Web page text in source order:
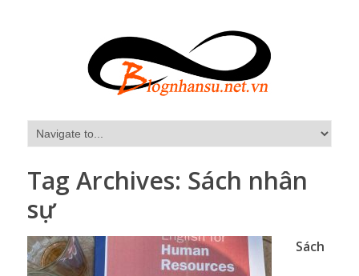
Tag Archives: Sách nhân
sự
Sách